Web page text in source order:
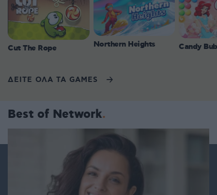
Cut The Rope Northern Heights Candy
ΔΕΙΤΕ ΟΛΑ ΤΑ GAMES
Best of Network